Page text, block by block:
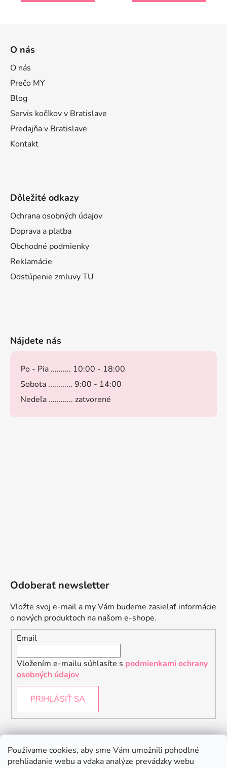
Používame cookies, aby sme Vám umožnili pohodlné
prehliadanie webu a vďaka analýze prevádzky webu
O nás
O nás
Prečo MY
Blog
Servis kočíkov v Bratislave
Predajňa v Bratislave
Kontakt
Dôležité odkazy
Ochrana osobných údajov
Doprava a platba
Obchodné podmienky
Reklamácie
Odstúpenie zmluvy TU
Nájdete nás
Po - Pia .......... 10:00 - 18:00
Sobota ............ 9:00 - 14:00
Nedeľa ............ zatvorené
Odoberať newsletter
Vložte svoj e-mail a my Vám budeme zasielať informácie
o nových produktoch na našom e-shope.
Email
Vložením e-mailu súhlasíte s podmienkami ochrany
osobných údajov
PRIHLÁSIŤ SA
Instagram